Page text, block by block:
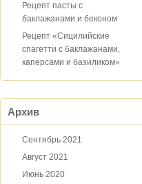
Рецепт пасты с
баклажанами и беконом
Рецепт «Сицилийские
спагетти с баклажанами,
каперсами и базиликом»
Архив
Сентябрь 2021
Август 2021
Июнь 2020